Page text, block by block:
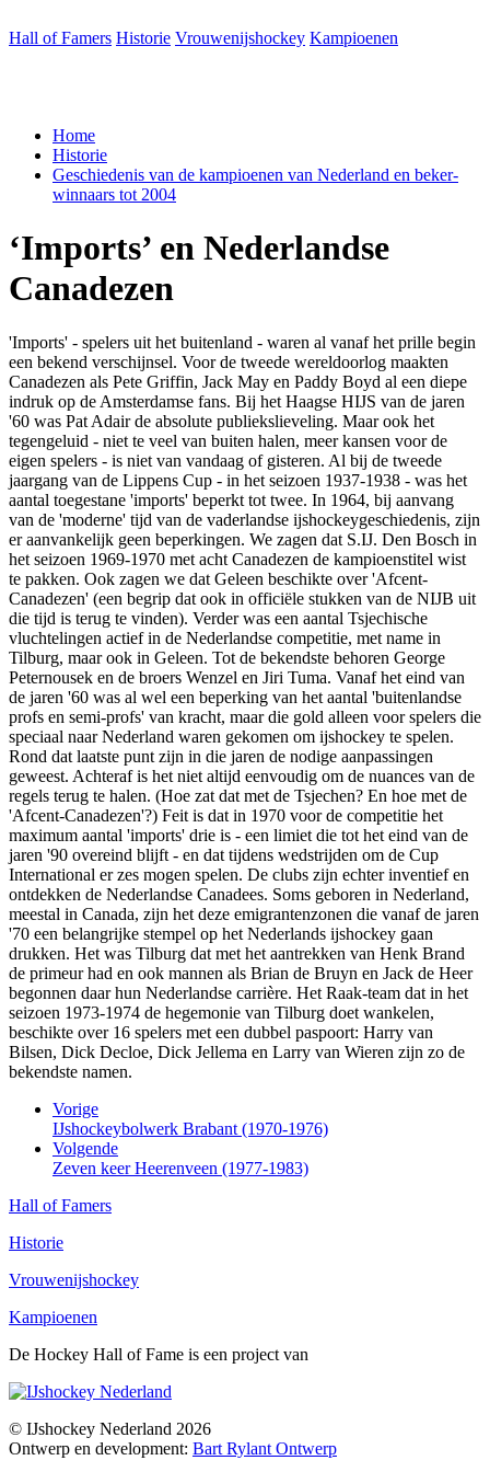
Hall of Famers Historie Vrouwenijshockey Kampioenen
Home
Historie
Geschiede­nis van de kam­pi­oe­nen van Ned­er­land en bek­er­
win­naars tot 2004
‘Imports’ en Neder­land­se
Cana­de­zen
'Imports' - spelers uit het buitenland - waren al vanaf het prille begin
een bekend verschijnsel. Voor de tweede wereldoorlog maakten
Canadezen als Pete Griffin, Jack May en Paddy Boyd al een diepe
indruk op de Amsterdamse fans. Bij het Haagse HIJS van de jaren
'60 was Pat Adair de absolute publiekslieveling. Maar ook het
tegengeluid - niet te veel van buiten halen, meer kansen voor de
eigen spelers - is niet van vandaag of gisteren. Al bij de tweede
jaargang van de Lippens Cup - in het seizoen 1937-1938 - was het
aantal toegestane 'imports' beperkt tot twee. In 1964, bij aanvang
van de 'moderne' tijd van de vaderlandse ijshockeygeschiedenis, zijn
er aanvankelijk geen beperkingen. We zagen dat S.IJ. Den Bosch in
het seizoen 1969-1970 met acht Canadezen de kampioenstitel wist
te pakken. Ook zagen we dat Geleen beschikte over 'Afcent-
Canadezen' (een begrip dat ook in officiële stukken van de NIJB uit
die tijd is terug te vinden). Verder was een aantal Tsjechische
vluchtelingen actief in de Nederlandse competitie, met name in
Tilburg, maar ook in Geleen. Tot de bekendste behoren George
Peternousek en de broers Wenzel en Jiri Tuma. Vanaf het eind van
de jaren '60 was al wel een beperking van het aantal 'buitenlandse
profs en semi-profs' van kracht, maar die gold alleen voor spelers die
speciaal naar Nederland waren gekomen om ijshockey te spelen.
Rond dat laatste punt zijn in die jaren de nodige aanpassingen
geweest. Achteraf is het niet altijd eenvoudig om de nuances van de
regels terug te halen. (Hoe zat dat met de Tsjechen? En hoe met de
'Afcent-Canadezen'?) Feit is dat in 1970 voor de competitie het
maximum aantal 'imports' drie is - een limiet die tot het eind van de
jaren '90 overeind blijft - en dat tijdens wedstrijden om de Cup
International er zes mogen spelen. De clubs zijn echter inventief en
ontdekken de Nederlandse Canadees. Soms geboren in Nederland,
meestal in Canada, zijn het deze emigrantenzonen die vanaf de jaren
'70 een belangrijke stempel op het Nederlands ijshockey gaan
drukken. Het was Tilburg dat met het aantrekken van Henk Brand
de primeur had en ook mannen als Brian de Bruyn en Jack de Heer
begonnen daar hun Nederlandse carrière. Het Raak-team dat in het
seizoen 1973-1974 de hegemonie van Tilburg doet wankelen,
beschikte over 16 spelers met een dubbel paspoort: Harry van
Bilsen, Dick Decloe, Dick Jellema en Larry van Wieren zijn zo de
bekendste namen.
Vorige
IJshockeybolwerk Brabant (1970-1976)
Volgende
Zeven keer Heerenveen (1977-1983)
Hall of Famers
Historie
Vrouwenijshockey
Kampioenen
De Hockey Hall of Fame is een project van
© IJshockey Nederland 2026
Ontwerp en development: Bart Rylant Ontwerp